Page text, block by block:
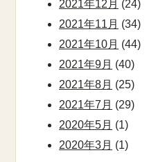
2021年12月 (24)
2021年11月 (34)
2021年10月 (44)
2021年9月 (40)
2021年8月 (25)
2021年7月 (29)
2020年5月 (1)
2020年3月 (1)